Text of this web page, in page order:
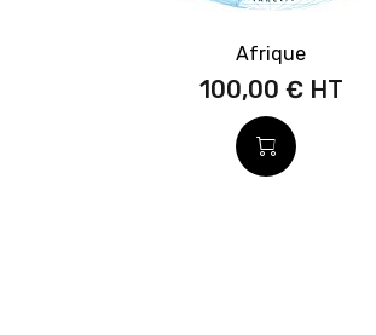
Afrique
100,00 €